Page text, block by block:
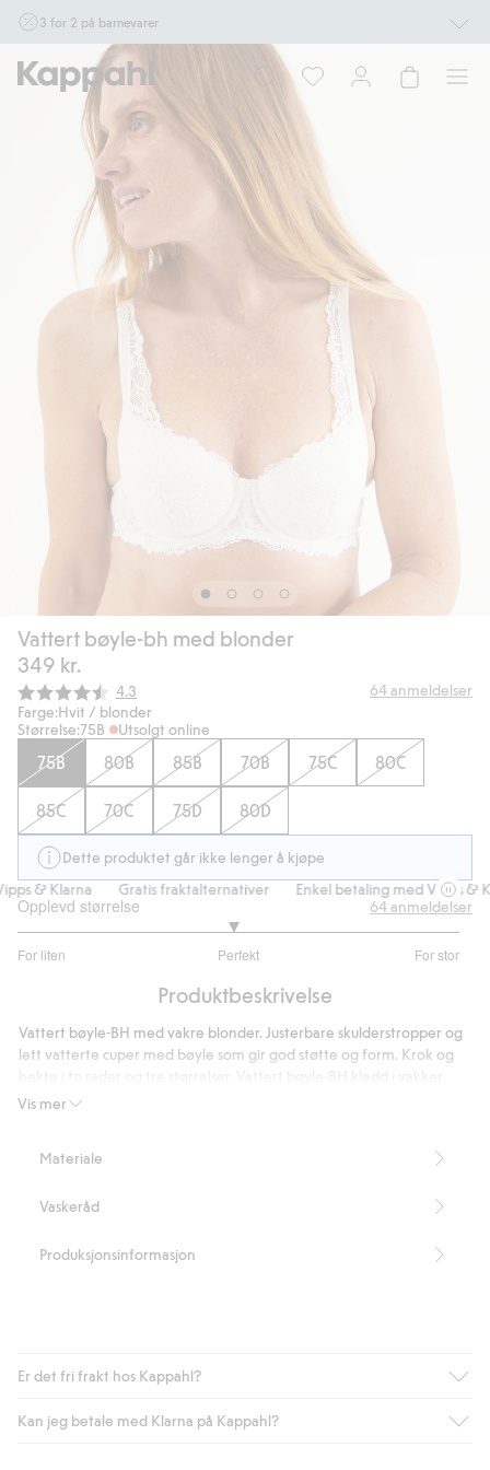
3 for 2 på barnevarer
Ikke Newbie. Gjelder når du handler 2 eller flere varer som inngår i tilbudet tom.
17/8 i butikk & online for deg som er eller blir medlem. Kan ikke kombineres med
andre tilbud eller rabatter.
Handle nå
Vattert bøyle-bh med blonder
349 kr.
Gjennomsnittskarakter:
4.3 64anmeldelser
Farge:Hvit / blonder
Størrelse:75B Utsolgt online
75B 80B 85B 70B 75C 80C
85C 70C 75D 80D
Dette produktet går ikke lenger å kjøpe
& Klarna
Gratis fraktalternativer Enkel betaling med Vipps &
Opplevd størrelse
For liten Perfekt For stor
av
38
stemmer
64anmeldelser
Produktbeskrivelse
Vis mer
Vattert bøyle-BH med vakre blonder. Justerbare skulderstropper og
lett vatterte cuper med bøyle som gir god støtte og form. Krok og
blonde. Skulderstropper med justerbar lengde, og vatterte cuper
88 % resirkulert polyamid
Blended Recycled Polyamide
Materiale
Vaskeråd
Produksjonsinformasjon
Er det fri frakt hos Kappahl?
Som medlem i Kappahl Club har du alltid gratis frakt til butikk,
Kan jeg betale med Klarna på Kappahl?